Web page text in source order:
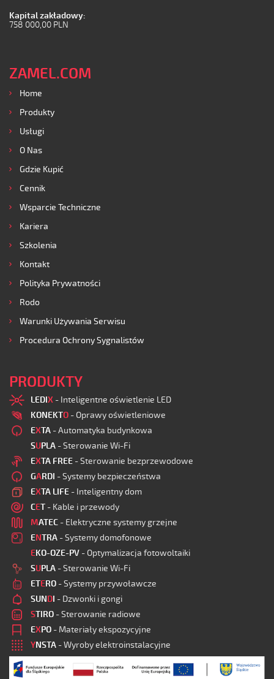
Kapital zakładowy:
758 000,00 PLN
ZAMEL.COM
Home
Produkty
Usługi
O Nas
Gdzie Kupić
Cennik
Wsparcie Techniczne
Kariera
Szkolenia
Kontakt
Polityka Prywatności
Rodo
Warunki Używania Serwisu
Procedura Ochrony Sygnalistów
PRODUKTY
LEDIX - Inteligentne oświetlenie LED
KONEKTO - Oprawy oświetleniowe
EXTA - Automatyka budynkowa
SUPLA - Sterowanie Wi-Fi
EXTA FREE - Sterowanie bezprzewodowe
GARDI - Systemy bezpieczeństwa
EXTA LIFE - Inteligentny dom
CET - Kable i przewody
MATEC - Elektryczne systemy grzejne
ENTRA - Systemy domofonowe
EKO-OZE-PV - Optymalizacja fotowoltaiki
SUPLA - Sterowanie Wi-Fi
ETERO - Systemy przywoławcze
SUNDI - Dzwonki i gongi
STIRO - Sterowanie radiowe
EXPO - Materiały ekspozycyjne
YNSTA - Wyroby elektroinstalacyjne